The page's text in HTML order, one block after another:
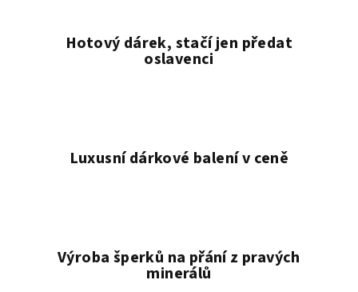
Hotový dárek, stačí jen předat
oslavenci
Luxusní dárkové balení v ceně
Výroba šperků na přání z pravých
minerálů